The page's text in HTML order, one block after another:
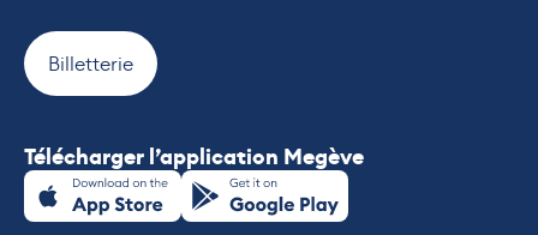
Billetterie
Télécharger l’application Megève